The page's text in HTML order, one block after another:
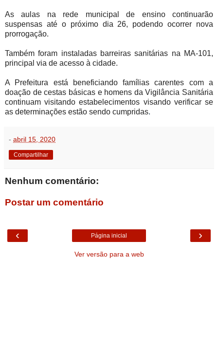
As aulas na rede municipal de ensino continuarão
suspensas até o próximo dia 26, podendo ocorrer nova
prorrogação.
Também foram instaladas barreiras sanitárias na MA-101,
principal via de acesso à cidade.
A Prefeitura está beneficiando famílias carentes com a
doação de cestas básicas e homens da Vigilância Sanitária
continuam visitando estabelecimentos visando verificar se
as determinações estão sendo cumpridas.
- abril 15, 2020
Compartilhar
Nenhum comentário:
Postar um comentário
‹ ›
Página inicial
Ver versão para a web